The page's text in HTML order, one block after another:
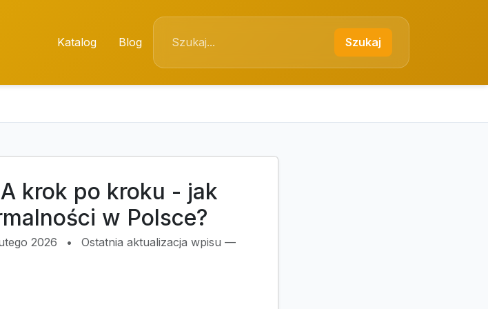
Katalog Blog Szukaj
krok po kroku - jak
w Polsce?
2026 •
Ostatnia aktualizacja wpisu —